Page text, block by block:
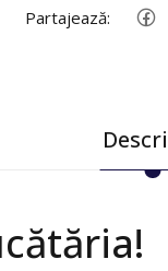
Partajează: